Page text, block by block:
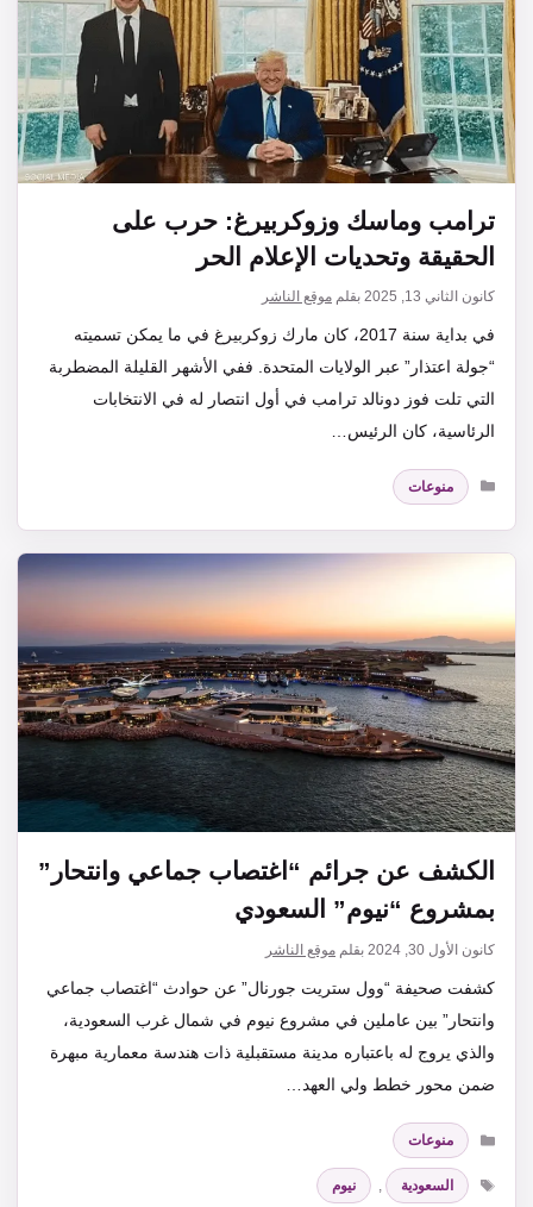
ترامب وماسك وزوكربيرغ: حرب على
الحقيقة وتحديات الإعلام الحر
كانون الثاني 13, 2025 بقلم موقع الناشر
في بداية سنة 2017، كان مارك زوكربيرغ في ما يمكن تسميته
“جولة اعتذار” عبر الولايات المتحدة. ففي الأشهر القليلة المضطربة
التي تلت فوز دونالد ترامب في أول انتصار له في الانتخابات
الرئاسية، كان الرئيس…
التصنيفات
منوعات
الكشف عن جرائم “اغتصاب جماعي وانتحار”
بمشروع “نيوم” السعودي
كانون الأول 30, 2024 بقلم موقع الناشر
كشفت صحيفة “وول ستريت جورنال” عن حوادث “اغتصاب جماعي
وانتحار” بين عاملين في مشروع نيوم في شمال غرب السعودية،
والذي يروج له باعتباره مدينة مستقبلية ذات هندسة معمارية مبهرة
ضمن محور خطط ولي العهد…
التصنيفات
منوعات
الوسوم
السعودية , نيوم